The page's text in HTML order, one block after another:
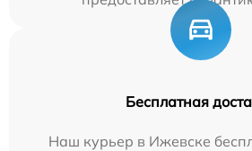
Бесплатная
Наш курьер в Ижевске